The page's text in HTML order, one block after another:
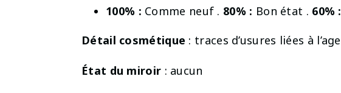
100% : Comme neuf . 80% : Bon état . 60% :
Détail cosmétique : traces d’usures liées à l’age
État du miroir : aucun